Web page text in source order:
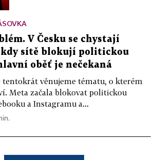
V Česku se chystají
kdy sítě blokují politickou
oběť je nečekaná
tentokrát věnujeme tématu, o kterém
Meta začala blokovat politickou
a Instagramu a...